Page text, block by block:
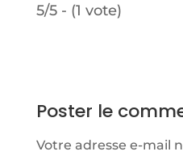
5/5 - (1 vote)
Poster le
Votre adresse e-mail